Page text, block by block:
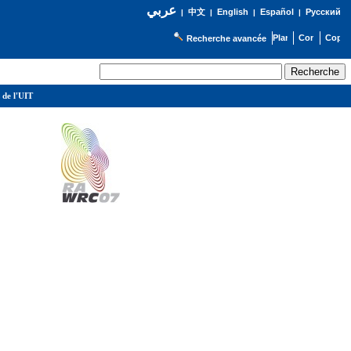
عربي| 中文| English | Español | Русский
Recherche avancée
de l'UIT